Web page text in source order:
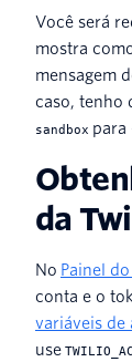
Você será
mostra
mensagem
caso, tenho
sandbox para
da
No Painel
conta e o
variáveis de
use